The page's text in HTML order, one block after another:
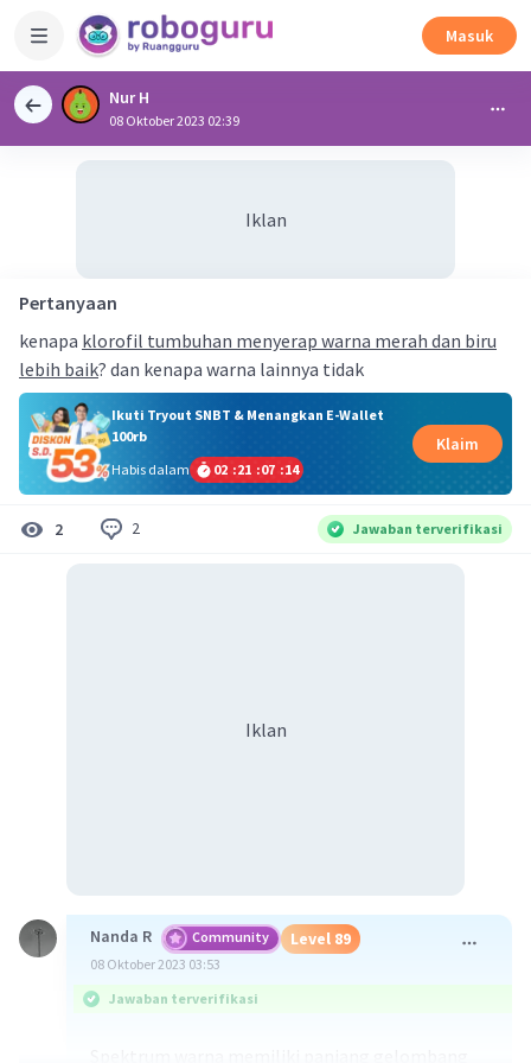
Masuk
Nur H
08 Oktober 2023 02:39
Iklan
Pertanyaan
kenapa klorofil tumbuhan menyerap warna merah dan biru
lebih baik? dan kenapa warna lainnya tidak
Ikuti Tryout SNBT & Menangkan E-Wallet
100rb
Habis dalam
02 :21 :07 :13
Klaim
2 2 Jawaban terverifikasi
Iklan
Nanda R Community Level 89
08 Oktober 2023 03:53
Jawaban terverifikasi